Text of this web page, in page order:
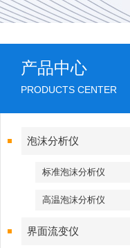
产品中心
PRODUCTS CENTER
泡沫分析仪
标准泡沫分析仪
高温泡沫分析仪
界面流变仪